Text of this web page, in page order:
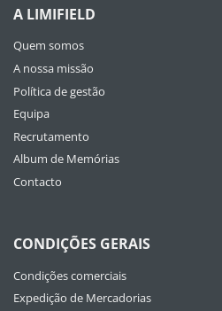
A LIMIFIELD
Quem somos
A nossa missão
Política de gestão
Equipa
Recrutamento
Album de Memórias
Contacto
CONDIÇÕES GERAIS
Condições comerciais
Expedição de Mercadorias